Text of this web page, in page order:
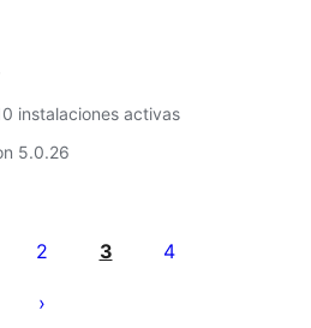
instalaciones activas
5.0.26
2 3 4